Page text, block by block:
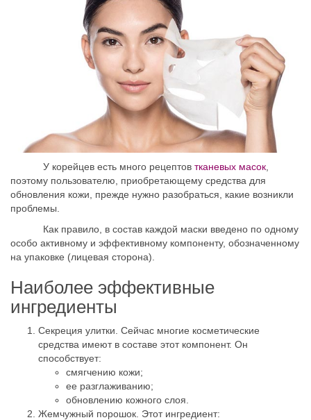
У корейцев есть много рецептовтканевых масок
поэтому пользователю, приобретающему средства для
обновления кожи, прежде нужно разобраться, какие возникли
проблемы.
Как правило, в состав каждой маски введено по одному
особо активному и эффективному компоненту, обозначенному
на упаковке (лицевая сторона).
Наиболее эффективные
ингредиенты
Секреция улитки. Сейчас многие косметические
средства имеют в составе этот компонент. Он
способствует:
смягчению кожи;
ее разглаживанию;
обновлению кожного слоя.
Жемчужный порошок. Этот ингредиент: